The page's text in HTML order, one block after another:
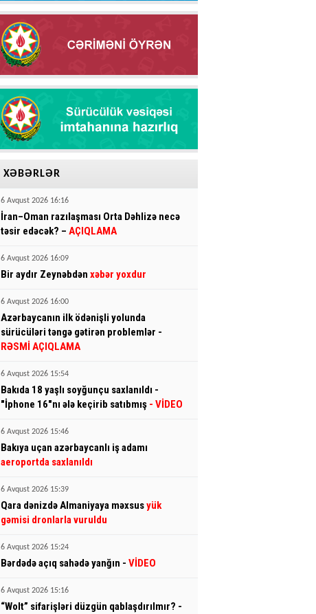
XƏBƏRLƏR
6 Avqust 2026 16:16
İran–Oman razılaşması Orta Dəhlizə necə
təsir edəcək? – AÇIQLAMA
6 Avqust 2026 16:09
Bir aydır Zeynəbdən xəbər yoxdur
6 Avqust 2026 16:00
Azərbaycanın ilk ödənişli yolunda
sürücüləri təngə gətirən problemlər -
RƏSMİ AÇIQLAMA
6 Avqust 2026 15:54
Bakıda 18 yaşlı soyğunçu saxlanıldı -
"İphone 16"nı ələ keçirib satıbmış - VİDEO
6 Avqust 2026 15:46
Bakıya uçan azərbaycanlı iş adamı
aeroportda saxlanıldı
6 Avqust 2026 15:39
Qara dənizdə Almaniyaya məxsusyük
gəmisi dronlarla vuruldu
6 Avqust 2026 15:24
Bərdədə açıq sahədə yanğın - VİDEO
6 Avqust 2026 15:16
“Wolt” sifarişləri düzgün qablaşdırılmır? -